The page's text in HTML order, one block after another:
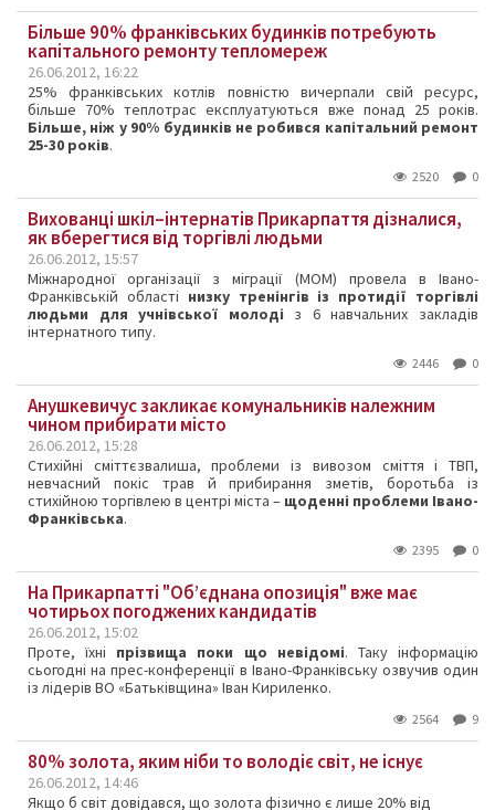
Більше 90% франківських будинків потребують
капітального ремонту тепломереж
26.06.2012, 16:22
25% франківських котлів повністю вичерпали свій ресурс,
більше 70% теплотрас експлуатуються вже понад 25 років.
Більше, ніж у 90% будинків не робився капітальний ремонт
25-30 років.
2520 0
Вихованці шкіл–інтернатів Прикарпаття дізналися,
як вберегтися від торгівлі людьми
26.06.2012, 15:57
Міжнародної організації з міграції (МОМ) провела в Івано-
Франківській області низку тренінгів із протидії торгівлі
людьми для учнівської молоді з 6 навчальних закладів
інтернатного типу.
2446 0
Анушкевичус закликає комунальників належним
чином прибирати місто
26.06.2012, 15:28
Стихійні сміттєзвалиша, проблеми із вивозом сміття і ТВП,
невчасний покіс трав й прибирання зметів, боротьба із
стихійною торгівлею в центрі міста – щоденні проблеми Івано-
Франківська.
2395 0
На Прикарпатті "Об’єднана опозиція" вже має
чотирьох погоджених кандидатів
26.06.2012, 15:02
Проте, їхні прізвища поки що невідомі. Таку інформацію
сьогодні на прес-конференції в Івано-Франківську озвучив один
із лідерів ВО «Батьківщина» Іван Кириленко.
2564 9
80% золота, яким ніби то володіє світ, не існує
26.06.2012, 14:46
Якщо б світ довідався, що золота фізично є лише 20% від